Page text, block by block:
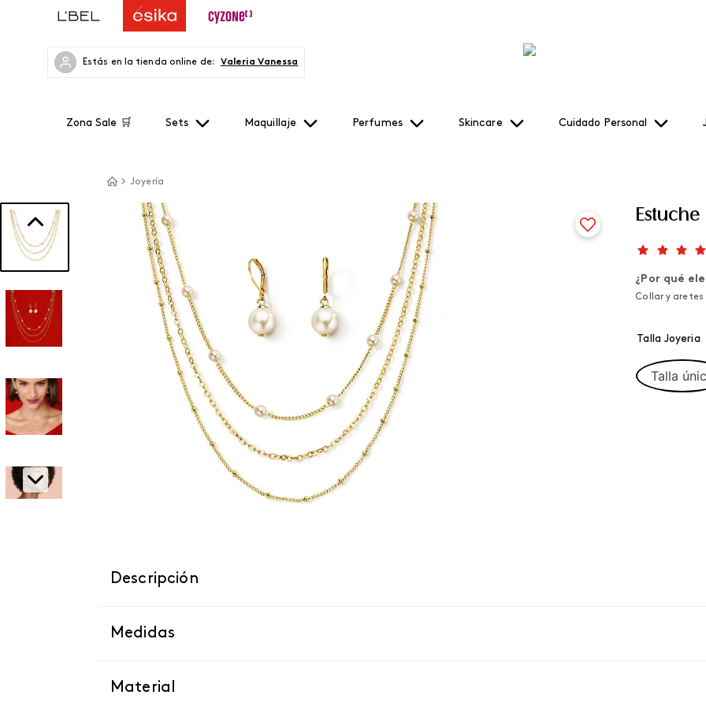
Estás en la tienda online de: Valeria Vanessa
Zona Sale 🛒 Sets Maquillaje Perfumes Skincare Cuidado Personal
Joyería
¿Por qué
Collar y
Talla Joyeria
Talla
Descripción
Medidas
Material